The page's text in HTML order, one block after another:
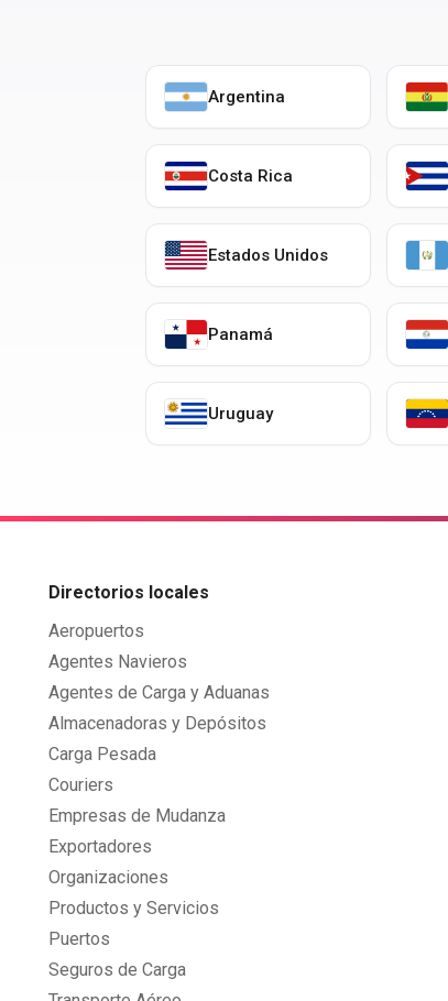
Argentina
Costa Rica
Estados Unidos
Panamá
Uruguay
Directorios locales
Aeropuertos
Agentes Navieros
Agentes de Carga y Aduanas
Almacenadoras y Depósitos
Carga Pesada
Couriers
Empresas de Mudanza
Exportadores
Organizaciones
Productos y Servicios
Puertos
Seguros de Carga